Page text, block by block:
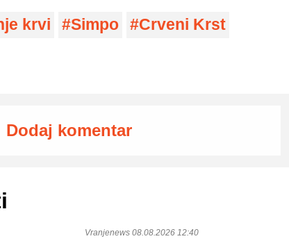
krvi Simpo
Crveni Krst
Dodaj komentar
Vranjenews 08.08.2026 12:40